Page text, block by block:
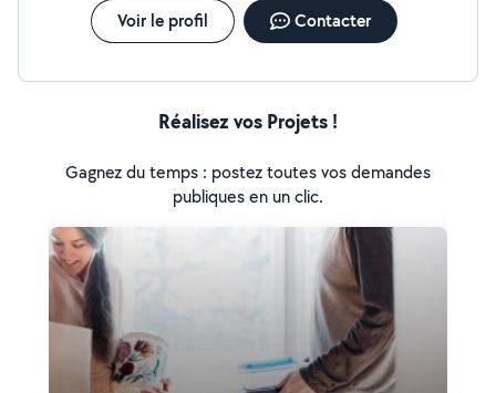
Voir le profil Contacter
Réalisez vos Projets !
Gagnez du temps : postez toutes vos demandes
publiques en un clic.